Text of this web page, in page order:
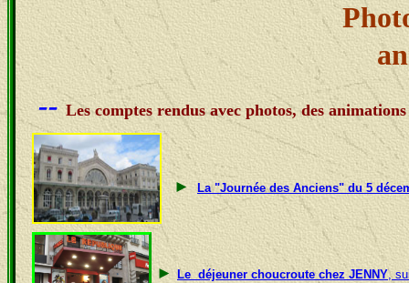
--Les comptes rendus avec photos, des animations
► La "Journée des Anciens" du 5
► Le déjeuner choucroute chez JENNY,